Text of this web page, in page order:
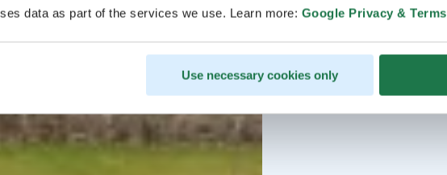
data as part of the services we use. Learn more: Google Privacy & Terms
Use necessary cookies only